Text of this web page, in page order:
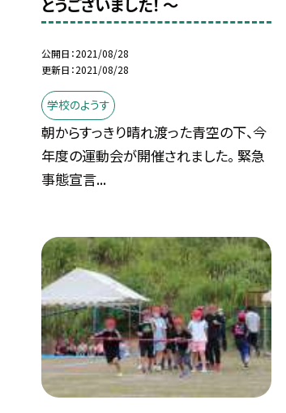
とうございました！ 〜
公開日 2021/08/28
更新日 2021/08/28
学校のようす
朝からすっきり晴れ渡った青空の下、今
年度の運動会が開催されました。 緊急
事態宣言...